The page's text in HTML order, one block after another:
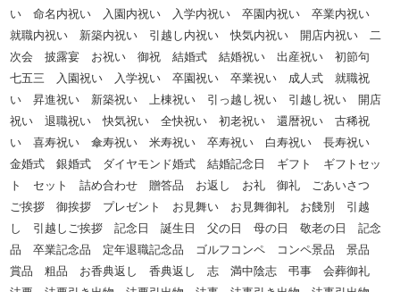
い 命名内祝い 入園内祝い 入学内祝い 卒園内祝い 卒業内祝い
就職内祝い 新築内祝い 引越し内祝い 快気内祝い 開店内祝い 二
次会 披露宴 お祝い 御祝 結婚式 結婚祝い 出産祝い 初節句
七五三 入園祝い 入学祝い 卒園祝い 卒業祝い 成人式 就職祝
い 昇進祝い 新築祝い 上棟祝い 引っ越し祝い 引越し祝い 開店
祝い 退職祝い 快気祝い 全快祝い 初老祝い 還暦祝い 古稀祝
い 喜寿祝い 傘寿祝い 米寿祝い 卒寿祝い 白寿祝い 長寿祝い
金婚式 銀婚式 ダイヤモンド婚式 結婚記念日 ギフト ギフトセッ
ト セット 詰め合わせ 贈答品 お返し お礼 御礼 ごあいさつ
ご挨拶 御挨拶 プレゼント お見舞い お見舞御礼 お餞別 引越
し 引越しご挨拶 記念日 誕生日 父の日 母の日 敬老の日 記念
品 卒業記念品 定年退職記念品 ゴルフコンペ コンペ景品 景品
賞品 粗品 お香典返し 香典返し 志 満中陰志 弔事 会葬御礼